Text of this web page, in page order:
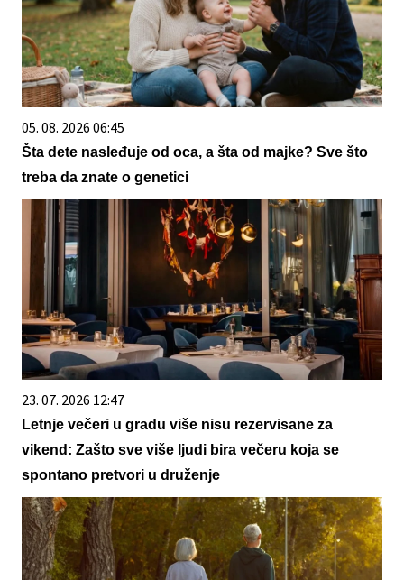
05. 08. 2026 06:45
Šta dete nasleđuje od oca, a šta od majke? Sve što
treba da znate o genetici
23. 07. 2026 12:47
Letnje večeri u gradu više nisu rezervisane za
vikend: Zašto sve više ljudi bira večeru koja se
spontano pretvori u druženje